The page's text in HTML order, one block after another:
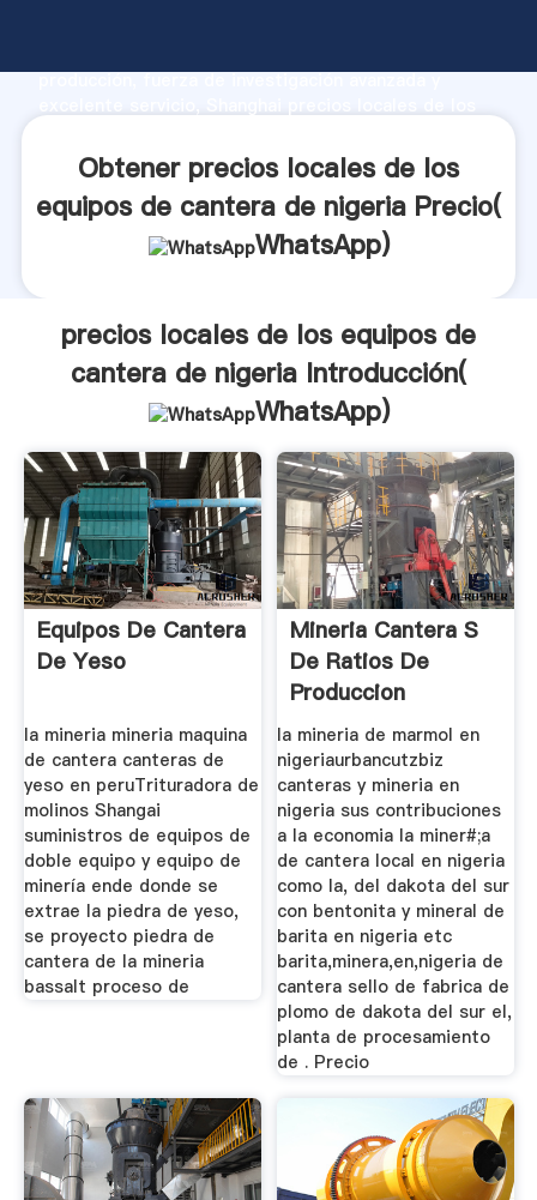
producción, fuerza de investigación avanzada y
valor y aporta valores a todos los clientes.
Obtener precios locales de los
equipos de cantera de nigeria Precio(
WhatsApp)
precios locales de los equipos de
cantera de nigeria Introducción(
WhatsApp)
Equipos De Cantera
De Yeso
la mineria mineria maquina
de cantera canteras de
yeso en peruTrituradora de
molinos Shangai
suministros de equipos de
doble equipo y equipo de
minería ende donde se
extrae la piedra de yeso,
se proyecto piedra de
cantera de la mineria
bassalt proceso de
Mineria Cantera S
De Ratios De
Produccion
la mineria de marmol en
nigeriaurbancutzbiz
canteras y mineria en
nigeria sus contribuciones
a la economia la miner#;a
de cantera local en nigeria
como la, del dakota del sur
con bentonita y mineral de
barita en nigeria etc
barita,minera,en,nigeria de
cantera sello de fabrica de
plomo de dakota del sur el,
planta de procesamiento
de . Precio